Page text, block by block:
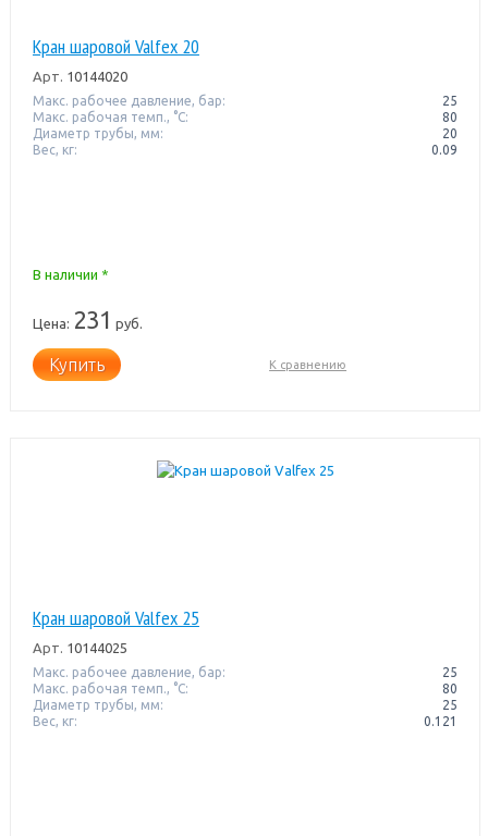
Кран шаровой Valfex 20
Арт. 10144020
Макс. рабочее давление, бар:
25
Макс. рабочая темп., °С:
80
Диаметр трубы, мм:
20
Вес, кг:
0.09
В наличии *
Цена: 231 руб.
Купить К сравнению
Кран шаровой Valfex 25
Арт. 10144025
Макс. рабочее давление, бар:
25
Макс. рабочая темп., °С:
80
Диаметр трубы, мм:
25
Вес, кг:
0.121